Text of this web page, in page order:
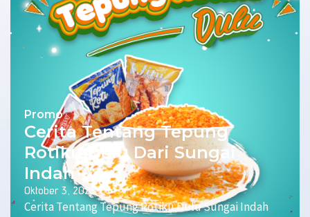
Promo
Cerita Tentang Tepung
Rotiku Dulu Dari Sungai
Indah
Oktober 3, 2023
Cerita Tentang Tepung Rotiku Dulu Sungai Indah